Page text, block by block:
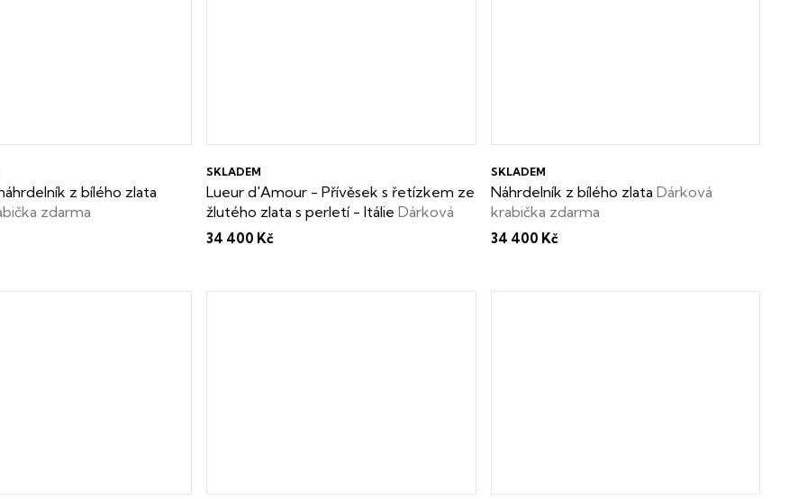
z bílého zlata
zdarma
Lueur d'Amour - Přívěsek s řetízkem ze
žlutého zlata s perletí - ItálieDárková
krabička zdarma
SKLADEM
34 400 Kč
Náhrdelník z bílého zlata Dárková
krabička zdarma
SKLADEM
34 400 Kč